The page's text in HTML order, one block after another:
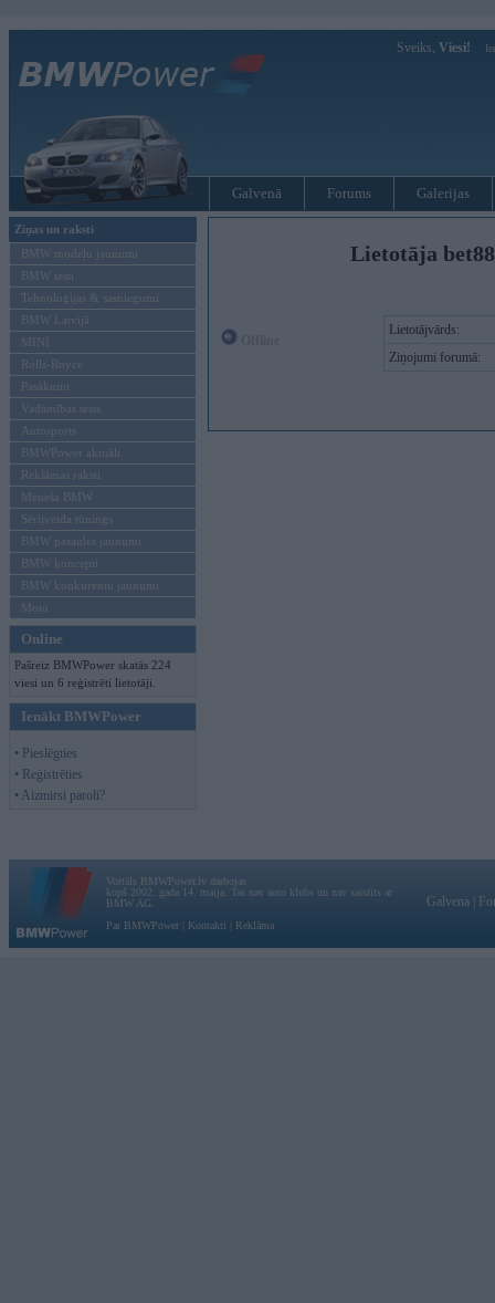
Sveiks, Viesi!
Galvenā Forums Galerijas
Ziņas un raksti
BMW modeļu jaunumi
BMW testi
Tehnoloģijas & sasniegumi
BMW Latvijā
MINI
Rolls-Royce
Pasākumi
Vadāmības tests
Autosports
BMWPower aktuāli
Reklāmas raksti
Mēneša BMW
Sērijveida tūnings
BMW pasaules jaunumi
BMW koncepti
BMW konkurentu jaunumi
Moto
Online
Pašreiz BMWPower skatās 224
viesi un 6 reģistrēti lietotāji.
Ienākt BMWPower
• Pieslēgties
• Reģistrēties
• Aizmirsi paroli?
Lietotāja
Lietotājvārds:
Ziņojumi forumā:
Vortāls BMWPower.lv darbojas
kopš 2002. gada 14. maija. Tas nav auto klubs un nav saistīts ar
BMW AG.
Par BMWPower
Kontakti Reklāma
Galvena